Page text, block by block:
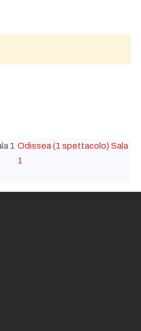
Odissea (1 spettacolo) Sala
1